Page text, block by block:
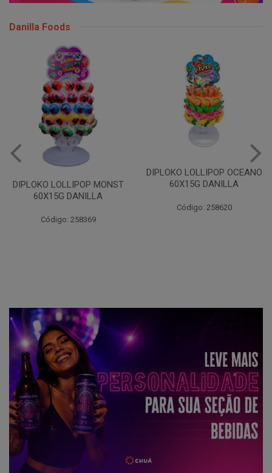
Danilla Foods
DIPLOKO LOLLIPOP MONST
60X15G DANILLA
Código: 258369
DIPLOKO LOLLIPOP OCEANO
60X15G DANILLA
Código: 258620